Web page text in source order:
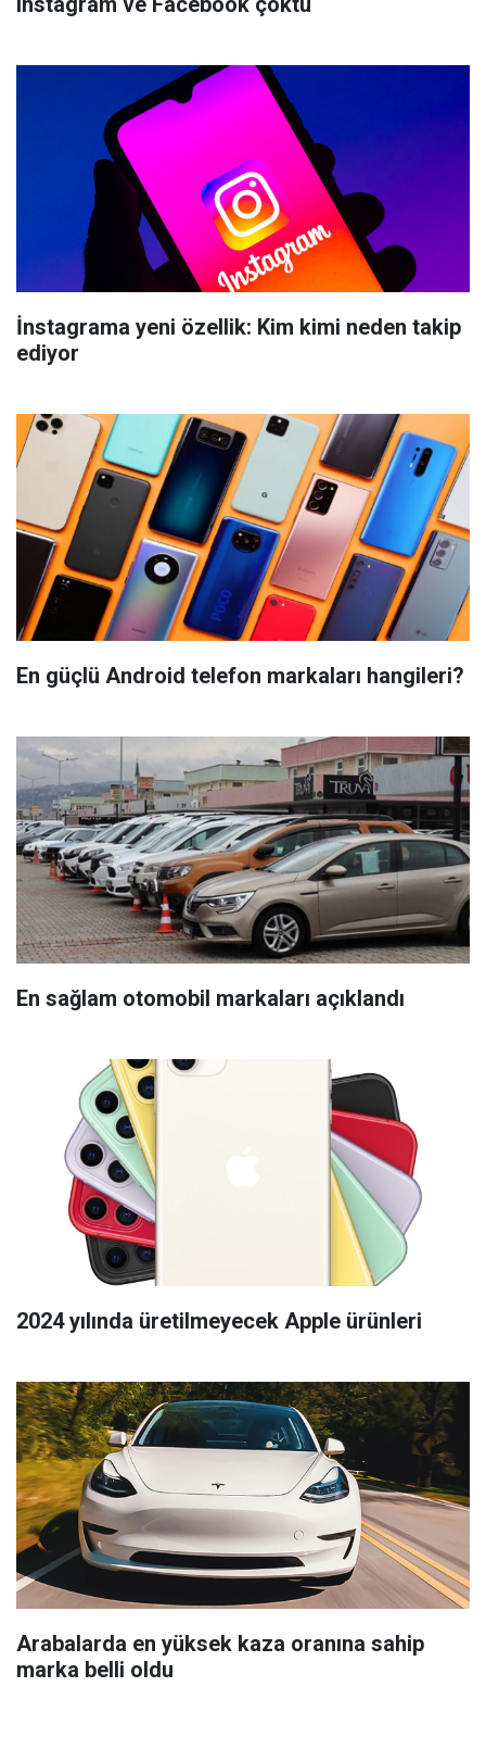
İnstagrama yeni özellik: Kim kimi neden takip
ediyor
En güçlü Android telefon markaları hangileri?
En sağlam otomobil markaları açıklandı
2024 yılında üretilmeyecek Apple ürünleri
Arabalarda en yüksek kaza oranına sahip
marka belli oldu